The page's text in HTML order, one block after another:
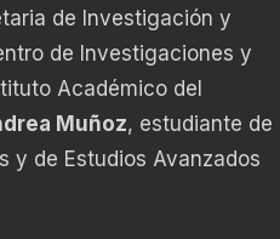
de Investigación y
de Investigaciones y
Académico del
Muñoz, estudiante de
y de Estudios Avanzados